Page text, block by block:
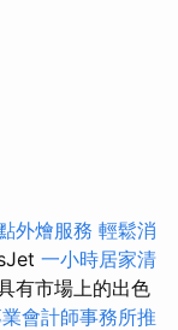
外燴服務 輕鬆消
一小時居家清
有市場上的出色
會計師事務所推